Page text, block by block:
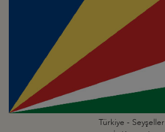
Türkiye - Seyşeller